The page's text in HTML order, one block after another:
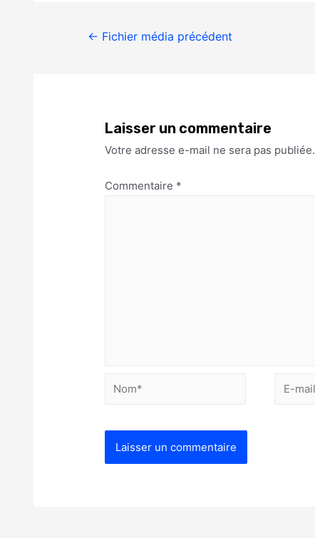
← Fichier média précédent
Laisser un commentaire
Votre adresse e-mail ne sera pas publiée.
Commentaire *